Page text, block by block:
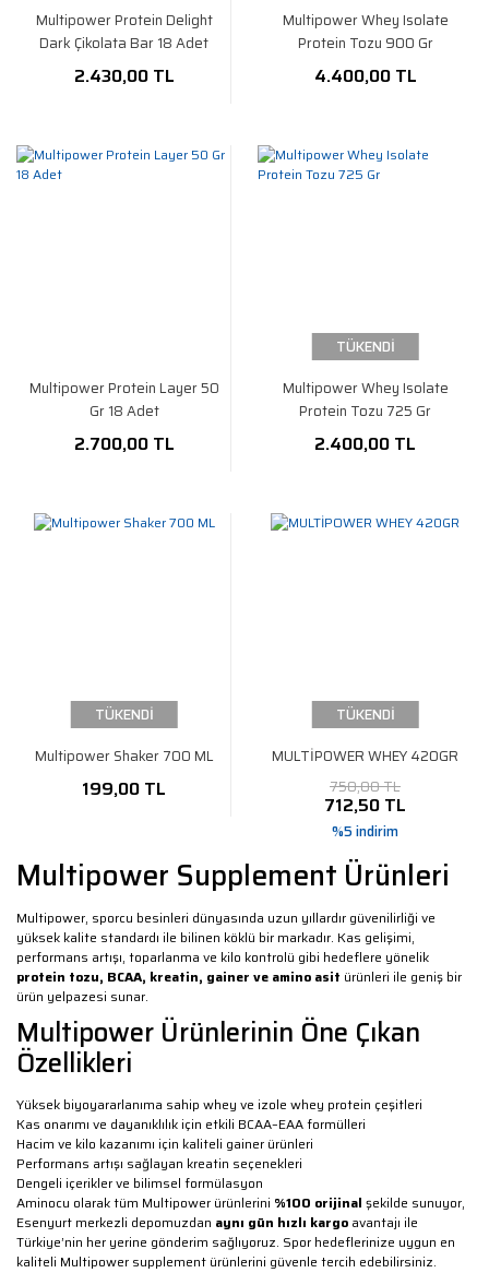
Multipower Protein Delight
Dark Çikolata Bar 18 Adet
2.430,00 TL
Multipower Whey Isolate
Protein Tozu 900 Gr
4.400,00 TL
Multipower Protein Layer 50
Gr 18 Adet
2.700,00 TL
TÜKENDİ
Multipower Whey Isolate
Protein Tozu 725 Gr
2.400,00 TL
TÜKENDİ
Multipower Shaker 700 ML
199,00 TL
TÜKENDİ
MULTİPOWER WHEY 420GR
750,00 TL
712,50 TL
%5 indirim
Multipower Supplement Ürünleri
Multipower, sporcu besinleri dünyasında uzun yıllardır güvenilirliği ve
yüksek kalite standardı ile bilinen köklü bir markadır. Kas gelişimi,
performans artışı, toparlanma ve kilo kontrolü gibi hedeflere yönelik
protein tozu, BCAA, kreatin, gainer ve amino asit ürünleri ile geniş bir
ürün yelpazesi sunar.
Multipower Ürünlerinin Öne Çıkan
Özellikleri
Yüksek biyoyararlanıma sahip whey ve izole whey protein çeşitleri
Kas onarımı ve dayanıklılık için etkili BCAA–EAA formülleri
Hacim ve kilo kazanımı için kaliteli gainer ürünleri
Performans artışı sağlayan kreatin seçenekleri
Dengeli içerikler ve bilimsel formülasyon
Aminocu olarak tüm Multipower ürünlerini %100 orijinal şekilde sunuyor,
Esenyurt merkezli depomuzdan aynı gün hızlı kargo avantajı ile
Türkiye’nin her yerine gönderim sağlıyoruz. Spor hedeflerinize uygun en
kaliteli Multipower supplement ürünlerini güvenle tercih edebilirsiniz.